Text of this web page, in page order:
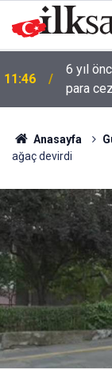
11:46
6 yıl
para
Anasayfa
ağaç devirdi